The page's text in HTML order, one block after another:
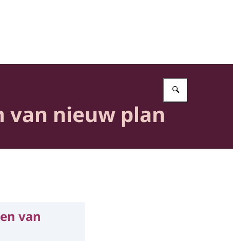
van nieuw plan
van